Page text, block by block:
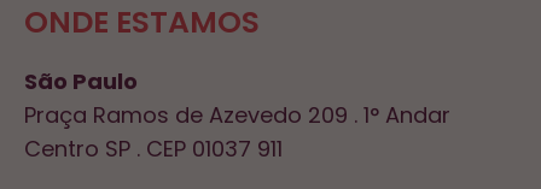
ONDE ESTAMOS
São Paulo
Praça Ramos de Azevedo 209 . 1° Andar
Centro SP . CEP 01037 911